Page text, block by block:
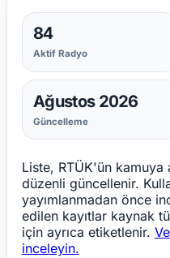
84
Aktif Radyo
Ağustos 2026
Güncelleme
Liste, RTÜK'ün kamuya
düzenli güncellenir.
yayımlanmadan önce
edilen kayıtlar kaynak
için ayrıca etiketlenir.
inceleyin.